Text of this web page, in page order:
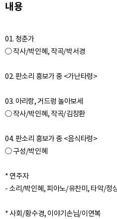
내용
01. 청춘가
○ 작사/박인혜, 작곡/박서경
02. 판소리 흥보가 중 <가난타령>
03. 아리랑, 거드렁 놀아보세
○ 작사/박인혜, 작곡/김창환
04. 판소리 흥보가 중 <음식타령>
○ 구성/박인혜
* 연주자
- 소리/박인혜, 피아노/유찬미, 타악/정
* 사회/황수경, 이야기손님/이연복